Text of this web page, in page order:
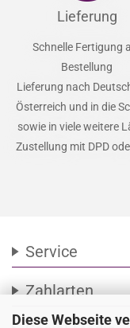
Diese Webseite
Lieferung
Schnelle Fertigung
Bestellung
Lieferung nach
Österreich und in die
sowie in viele weitere
Zustellung mit DPD
Service
Zahlarten